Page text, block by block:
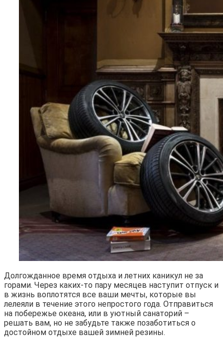
Долгожданное время отдыха и летних каникул не за
горами. Через каких-то пару месяцев наступит отпуск и
в жизнь воплотятся все ваши мечты, которые вы
лелеяли в течение этого непростого года. Отправиться
на побережье океана, или в уютный санаторий –
решать вам, но не забудьте также позаботиться о
достойном отдыхе вашей зимней резины.